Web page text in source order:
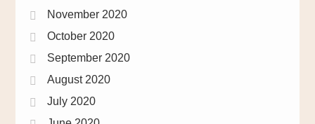
November 2020
October 2020
September 2020
August 2020
July 2020